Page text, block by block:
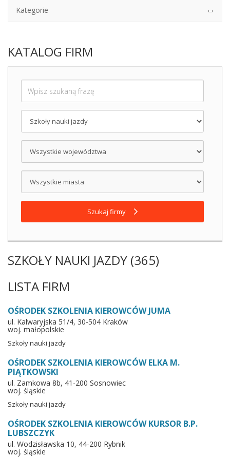
KATALOG FIRM
Szukaj firmy
SZKOŁY NAUKI JAZDY (365)
LISTA FIRM
OŚRODEK SZKOLENIA KIEROWCÓW JUMA
ul. Kalwaryjska 51/4, 30-504 Kraków
woj. małopolskie
Szkoły nauki jazdy
OŚRODEK SZKOLENIA KIEROWCÓW ELKA M.
PIĄTKOWSKI
ul. Zamkowa 8b, 41-200 Sosnowiec
woj. śląskie
Szkoły nauki jazdy
OŚRODEK SZKOLENIA KIEROWCÓW KURSOR B.P.
LUBSZCZYK
ul. Wodzisławska 10, 44-200 Rybnik
woj. śląskie
Kategorie